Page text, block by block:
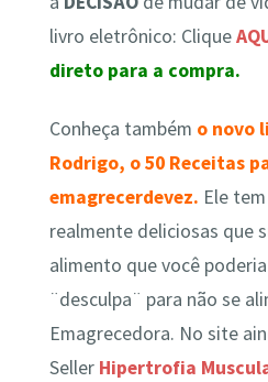
livro eletrônico: Clique
direto para a compra.
Conheça também o novo
Rodrigo, o 50 Receitas
emagrecerdevez. Ele
realmente deliciosas que
alimento que você
¨desculpa¨ para não se
Emagrecedora. No site
Seller Hipertrofia